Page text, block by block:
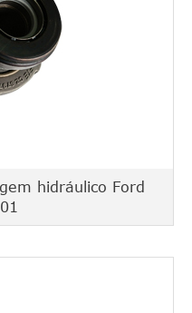
hidráulico Ford